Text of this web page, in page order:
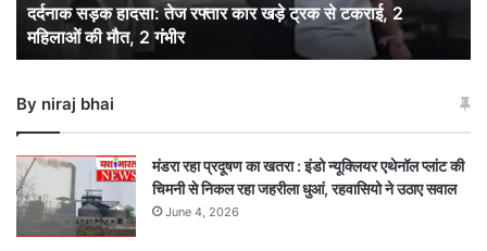
टकराई,
2
की
गंभीर
दर्दनाक सड़क हादसा: तेज रफ्तार कार खड़े ट्रक से टकराई, 2
महिलाओं की मौत, 2 गंभीर
By niraj bhai
मंडरा रहा प्रदूषण का खतरा : इंडो न्यूक्लियर एथेनॉल प्लांट की
चिमनी से निकल रहा जहरीला धुआं, रहवासियो ने उठाए सवाल
June 4, 2026